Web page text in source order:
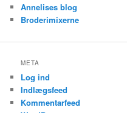
Annelises blog
Broderimixerne
META
Log ind
Indlægsfeed
Kommentarfeed